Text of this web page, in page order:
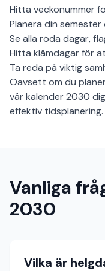
Hitta veckonummer
Planera din
Se alla röda dagar,
Hitta klämdagar för
Ta reda på viktig
Oavsett om du
vår kalender 2030
effektiv tidsplanering.
Vanliga
2030
Vilka är